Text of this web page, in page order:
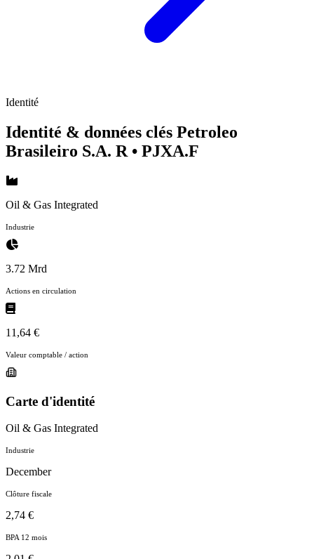
Identité
Identité & données clés Petroleo
Brasileiro S.A. R • PJXA.F
Oil & Gas Integrated
Industrie
3.72 Mrd
Actions en circulation
11,64 €
Valeur comptable / action
Carte d'identité
Oil & Gas Integrated
Industrie
December
Clôture fiscale
2,74 €
BPA 12 mois